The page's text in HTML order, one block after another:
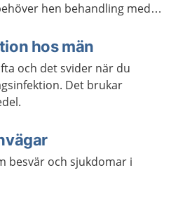
hen behandling med
hos män
och det svider när du
Det brukar
besvär och sjukdomar i